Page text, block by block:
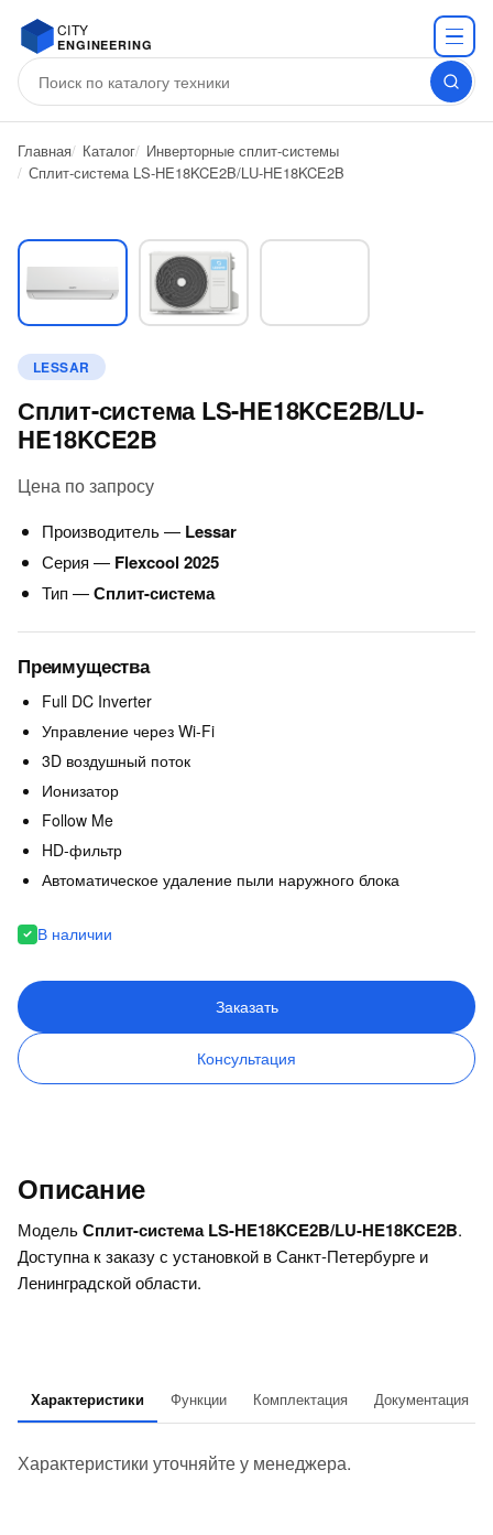
CITY
ENGINEERING
Главная Каталог Инверторные сплит-системы
Сплит-система LS-HE18KCE2B/LU-HE18KCE2B
LESSAR
Сплит-система LS-HE18KCE2B/LU-
HE18KCE2B
Цена по запросу
Производитель — Lessar
Серия — Flexcool 2025
Тип —Сплит-система
Преимущества
Full DC Inverter
Управление через Wi-Fi
3D воздушный поток
Ионизатор
Follow Me
HD-фильтр
Автоматическое удаление пыли наружного блока
В наличии
Заказать
Консультация
Описание
МодельСплит-система LS-HE18KCE2B/LU-HE18KCE2B.
Доступна к заказу с установкой в Санкт-Петербурге и
Ленинградской области.
Характеристики Функции Комплектация Документация
Характеристики уточняйте у менеджера.